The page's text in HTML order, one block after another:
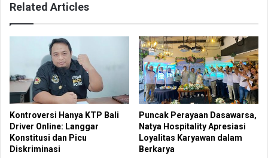
Related Articles
Kontroversi Hanya KTP Bali
Driver Online: Langgar
Konstitusi dan Picu
Diskriminasi
Puncak Perayaan Dasawarsa,
Natya Hospitality Apresiasi
Loyalitas Karyawan dalam
Berkarya